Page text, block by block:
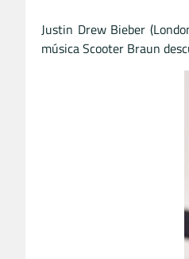
Justin Drew Bieber
música Scooter Braun